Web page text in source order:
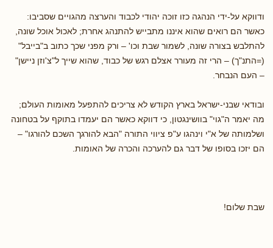
ודווקא על-ידי הנהגה כזו זוכה יהודי לכבוד והערצה מהגויים שסביבו:
כאשר הם רואים שהוא איננו מתבייש להתנהג אחרת; לאכול אוכל שונה,
להתלבש בצורה שונה, לשמור שבת וכו' – ורק מפני שכך כתוב ב"בייבל"
(=התנ"ך) – הרי זה מעורר אצלם רגש של כבוד, שהוא שייך ל"צ'וזן ניישן"
– העם הנבחר.
ובודאי שבני-ישראל בארץ הקודש לא צריכים להתפעל מאומות העולם;
מה יאמר ה"גוי" בוושינגטון, כי דווקא כאשר הם יעמדו בתוקף על בטחונה
ושלמותה של א"י וינהגו ע"פ ציווי התורה "הבא להורגך השכם להורגו" –
הם יזכו בסופו של דבר גם להערכה והכרה של האומות.
שבת שלום!